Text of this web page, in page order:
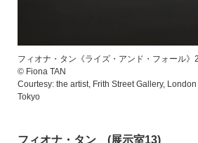
フィオナ・タン《ライズ・アンド・フォール》
© Fiona TAN
Courtesy: the artist, Frith Street Gallery,
Tokyo
フィオナ・タン (展示室13)